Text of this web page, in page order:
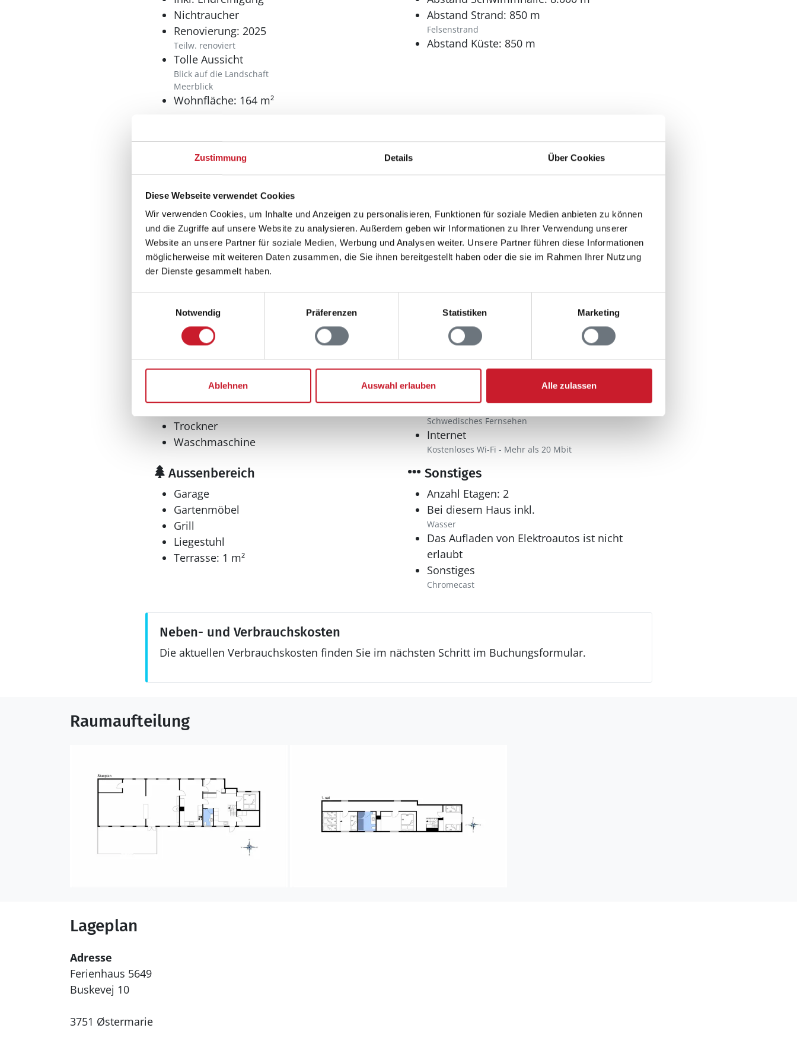
Zustimmung Details Über Cookies
Diese Webseite verwendet Cookies
Wir verwenden Cookies, um Inhalte und Anzeigen zu personalisieren, Funktionen für soziale Medien anbieten zu können
und die Zugriffe auf unsere Website zu analysieren. Außerdem geben wir Informationen zu Ihrer Verwendung unserer
Website an unsere Partner für soziale Medien, Werbung und Analysen weiter. Unsere Partner führen diese Informationen
möglicherweise mit weiteren Daten zusammen, die Sie ihnen bereitgestellt haben oder die sie im Rahmen Ihrer Nutzung
der Dienste gesammelt haben.
Notwendig
Präferenzen Statistiken Marketing
Ablehnen Auswahl erlauben Alle zulassen
Nichtraucher
Renovierung: 2025
Teilw. renoviert
Tolle Aussicht
Blick auf die Landschaft
Meerblick
Wohnfläche: 164 m²
Abstand Strand: 850 m
Felsenstrand
Abstand Küste: 850 m
Anzahl Doppelbetten: 2
Anzahl Einzelbetten: 6
Dunstabzug
Geschirrspüler
Kochplatten: 1
elektrische
Kühlschrank l
Kühlschrank l
Wasserkocher
Bad
Anzahl Duschen: 2
Massagefunktion
Anzahl Toiletten: 2
Trockner
Waschmaschine
Multimedia
Deutsches Fernsehen
Internationales Fernsehen
Schwedisches Fernsehen
Internet
Kostenloses Wi-Fi - Mehr als 20 Mbit
Aussenbereich
Garage
Gartenmöbel
Grill
Liegestuhl
Terrasse: 1 m²
Sonstiges
Anzahl Etagen: 2
Bei diesem Haus inkl.
Wasser
Das Aufladen von Elektroautos ist nicht
erlaubt
Sonstiges
Chromecast
Neben- und Verbrauchskosten
Die aktuellen Verbrauchskosten finden Sie im nächsten Schritt im Buchungsformular.
Raumaufteilung
Lageplan
Adresse
Ferienhaus 5649
Buskevej 10
3751 Østermarie